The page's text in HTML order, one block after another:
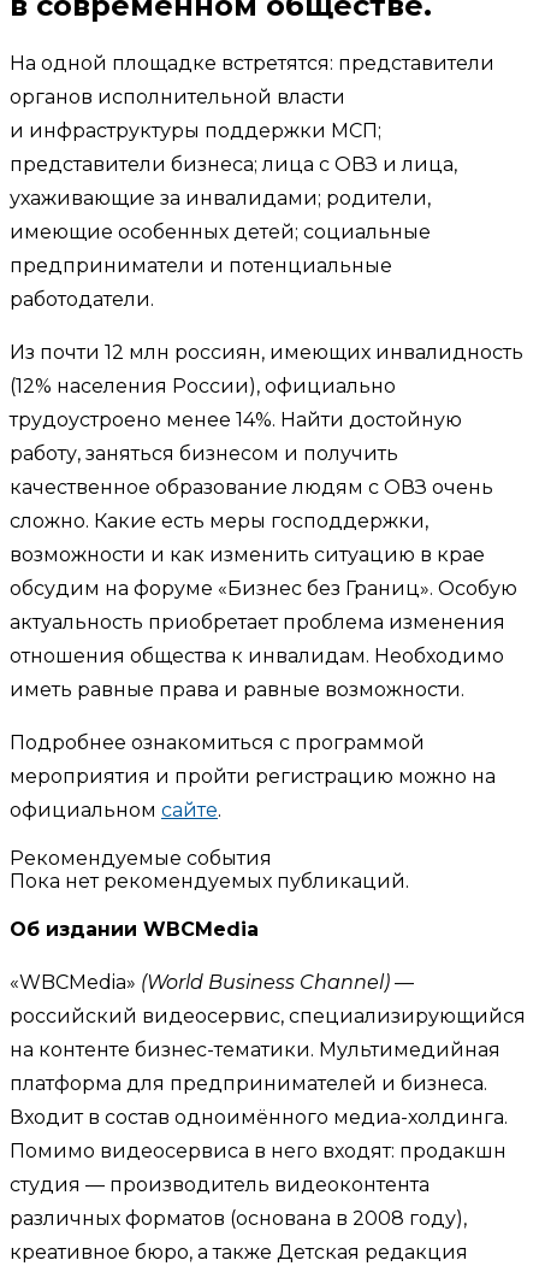
На одной площадке встретятся: представители
органов исполнительной власти
и инфраструктуры поддержки МСП;
представители бизнеса; лица с ОВЗ и лица,
ухаживающие за инвалидами; родители,
имеющие особенных детей; социальные
предприниматели и потенциальные
работодатели.
Из почти 12 млн россиян, имеющих инвалидность
(12% населения России), официально
трудоустроено менее 14%. Найти достойную
работу, заняться бизнесом и получить
качественное образование людям с ОВЗ очень
сложно. Какие есть меры господдержки,
возможности и как изменить ситуацию в крае
обсудим на форуме «Бизнес без Границ». Особую
актуальность приобретает проблема изменения
отношения общества к инвалидам. Необходимо
иметь равные права и равные возможности.
Подробнее ознакомиться с программой
мероприятия и пройти регистрацию можно на
официальном сайте.
Рекомендуемые события
Пока нет рекомендуемых публикаций.
Об издании WBCMedia
«WBCMedia» (World Business Channel) —
российский видеосервис, специализирующийся
на контенте бизнес-тематики. Мультимедийная
платформа для предпринимателей и бизнеса.
Входит в состав одноимённого медиа-холдинга.
Помимо видеосервиса в него входят: продакшн
студия — производитель видеоконтента
различных форматов (основана в 2008 году),
креативное бюро, а также Детская редакция